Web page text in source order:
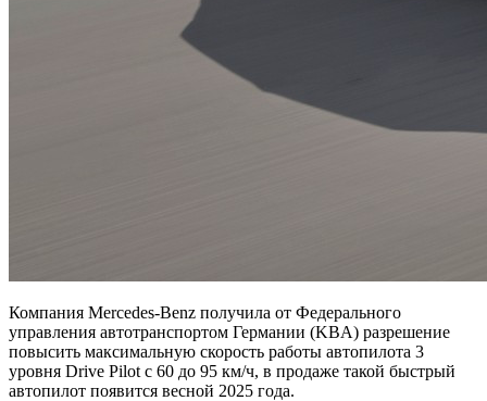
Компания Mercedes-Benz получила от Федерального
управления автотранспортом Германии (KBA) разрешение
повысить максимальную скорость работы автопилота 3
уровня Drive Pilot с 60 до 95 км/ч, в продаже такой быстрый
автопилот появится весной 2025 года.